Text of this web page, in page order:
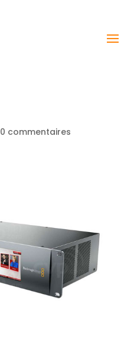
0 commentaires